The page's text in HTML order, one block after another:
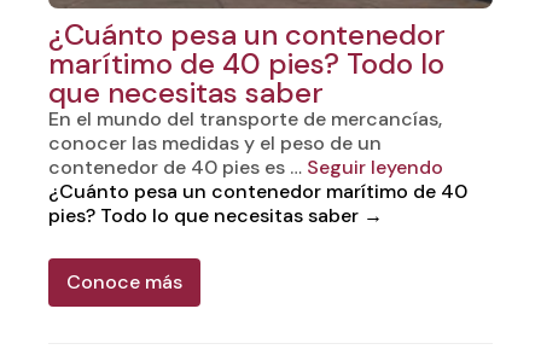
¿Cuánto pesa un contenedor
marítimo de 40 pies? Todo lo
que necesitas saber
En el mundo del transporte de mercancías,
conocer las medidas y el peso de un
contenedor de 40 pies es … Seguir leyendo
¿Cuánto pesa un contenedor marítimo de 40
pies? Todo lo que necesitas saber →
Conoce más